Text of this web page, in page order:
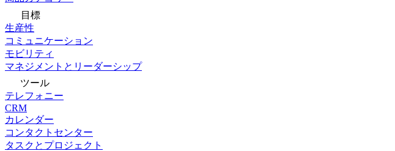
目標
生産性
コミュニケーション
モビリティ
マネジメントとリーダーシップ
ツール
テレフォニー
CRM
カレンダー
コンタクトセンター
タスクとプロジェクト